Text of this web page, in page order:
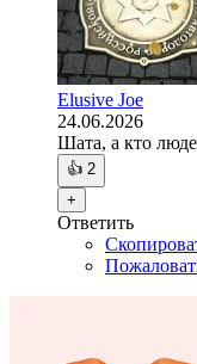
Elusive Joe
24.06.2026
Шата, а кто
👍 2
+
Ответить